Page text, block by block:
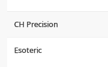
CH Precision
Esoteric